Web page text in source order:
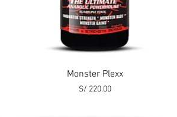
Vista rápida
Monster Plexx
Precio
S/ 220.00